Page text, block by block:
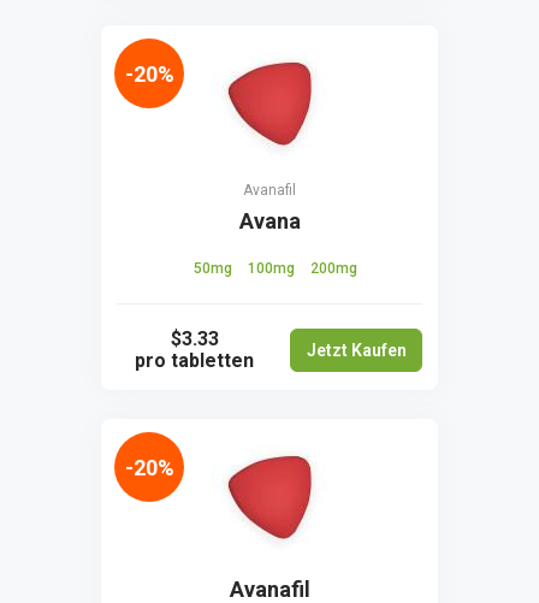
Avanafil
Avana
50mg 100mg 200mg
$3.33
pro tabletten
Jetzt Kaufen
-20%
Avanafil
-20%